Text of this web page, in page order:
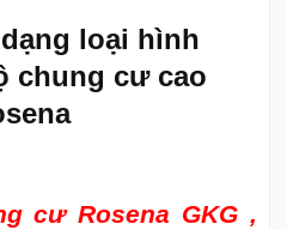
loại hình
chung cư cao
cư Rosena GKG ,